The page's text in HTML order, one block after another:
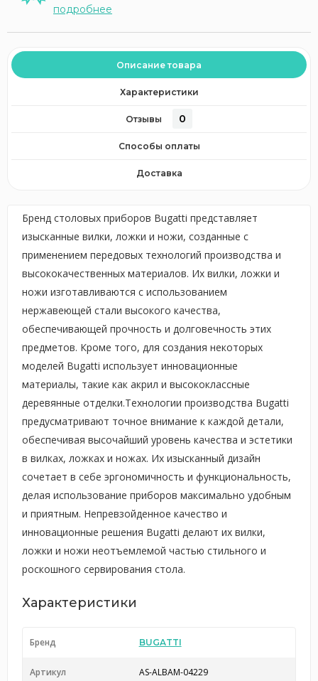
подробнее
Описание товара
Характеристики
Отзывы 0
Способы оплаты
Доставка
Бренд столовых приборов Bugatti представляет
изысканные вилки, ложки и ножи, созданные с
применением передовых технологий производства и
высококачественных материалов. Их вилки, ложки и
ножи изготавливаются с использованием
нержавеющей стали высокого качества,
обеспечивающей прочность и долговечность этих
предметов. Кроме того, для создания некоторых
моделей Bugatti использует инновационные
материалы, такие как акрил и высококлассные
деревянные отделки.Технологии производства Bugatti
предусматривают точное внимание к каждой детали,
обеспечивая высочайший уровень качества и эстетики
в вилках, ложках и ножах. Их изысканный дизайн
сочетает в себе эргономичность и функциональность,
делая использование приборов максимально удобным
и приятным. Непревзойденное качество и
инновационные решения Bugatti делают их вилки,
ложки и ножи неотъемлемой частью стильного и
роскошного сервирования стола.
Характеристики
Бренд BUGATTI
Артикул AS-ALBAM-04229